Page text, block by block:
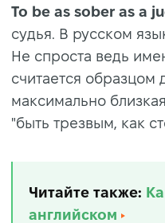
To be as sober as a
судья. В русском
Не спроста ведь
считается образцом
максимально
"быть трезвым, как
Читайте также:
английском